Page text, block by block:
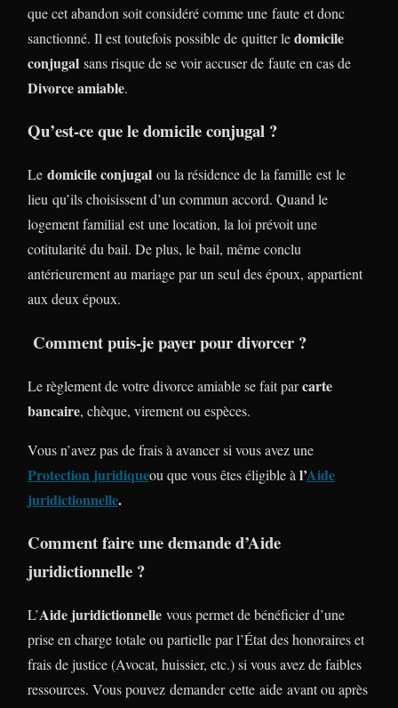
que cet abandon soit considéré comme une faute et donc
sanctionné. Il est toutefois possible de quitter ledomicile
conjugal sans risque de se voir accuser de faute en cas de
Divorce amiable.
Qu’est-ce que le domicile conjugal ?
Le domicile conjugal ou la résidence de la famille est le
lieu qu’ils choisissent d’un commun accord. Quand le
logement familial est une location, la loi prévoit une
cotitularité du bail. De plus, le bail, même conclu
antérieurement au mariage par un seul des époux, appartient
aux deux époux.
Comment puis-je payer pour divorcer ?
Le règlement de votre divorce amiable se fait parcarte
bancaire, chèque, virement ou espèces.
Vous n’avez pas de frais à avancer si vous avez une
Protection juridiqueou que vous êtes éligible à l’Aide
juridictionnelle.
Comment faire une demande d’Aide
juridictionnelle ?
L’Aide juridictionnelle vous permet de bénéficier d’une
prise en charge totale ou partielle par l’État des honoraires et
frais de justice (Avocat, huissier, etc.) si vous avez de faibles
ressources. Vous pouvez demander cette aide avant ou après